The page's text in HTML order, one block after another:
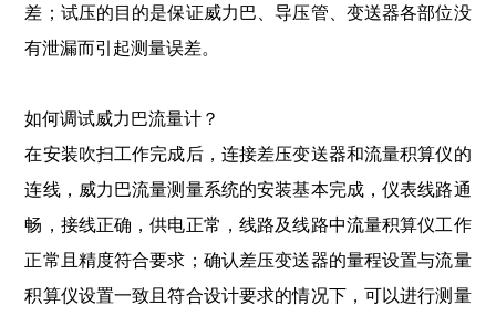
差；试压的目的是保证威力巴、导压管、变送器各部位没
有泄漏而引起测量误差。
如何调试威力巴流量计？
在安装吹扫工作完成后，连接差压变送器和流量积算仪的
连线，威力巴流量测量系统的安装基本完成，仪表线路通
畅，接线正确，供电正常，线路及线路中流量积算仪工作
正常且精度符合要求；确认差压变送器的量程设置与流量
积算仪设置一致且符合设计要求的情况下，可以进行测量